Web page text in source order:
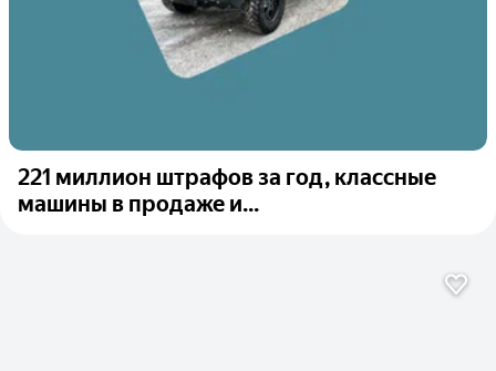
221 миллион штрафов за год, классные
машины в продаже и...